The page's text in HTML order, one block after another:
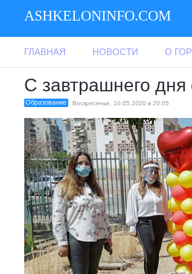
ASHKELONINFO.COM
ГЛАВНАЯ НОВОСТИ О
С завтрашнего
Образование Воскресенье, 10.05.2020 в 20:05